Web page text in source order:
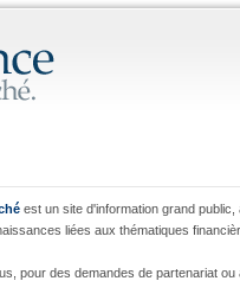
est un site d'information grand
liées aux thématiques
pour des demandes de partenariat